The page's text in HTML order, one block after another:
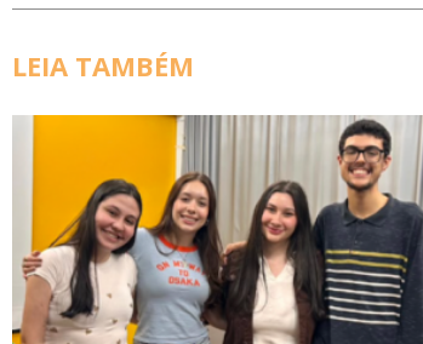
LEIA TAMBÉM